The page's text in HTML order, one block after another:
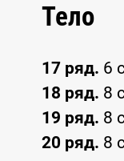
Тело
17 ряд. 6
18 ряд. 8
19 ряд. 8
20 ряд. 8